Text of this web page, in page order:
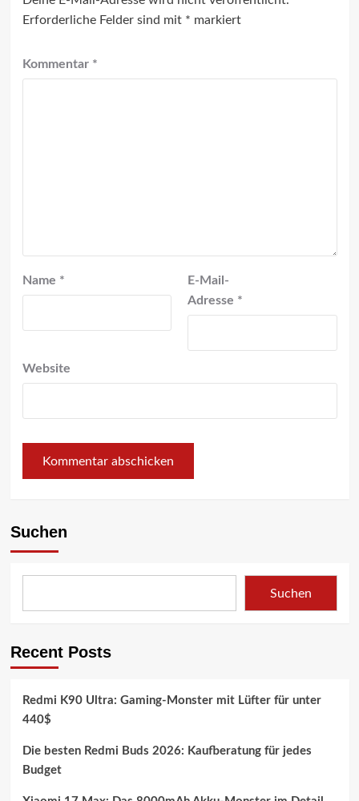
Erforderliche Felder sind mit * markiert
Kommentar *
Name *
E-Mail-
Adresse *
Website
Suchen
Suchen
Recent Posts
Redmi K90 Ultra: Gaming-Monster mit Lüfter für unter
440$
Die besten Redmi Buds 2026: Kaufberatung für jedes
Budget